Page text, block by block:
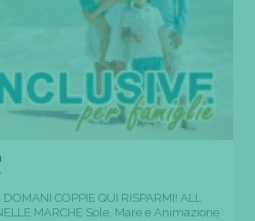
COPPIE QUI RISPARMI! ALL
MARCHE Sole, Mare e Animazione